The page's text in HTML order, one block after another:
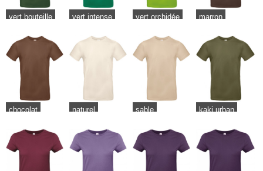
vert bouteille vert intense vert orchidée marron
chocolat naturel sable kaki urban